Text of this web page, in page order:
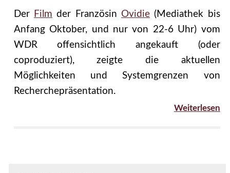
Der Film der Französin Ovidie (Mediathek bis
Anfang Oktober, und nur von 22-6 Uhr) vom
WDR offensichtlich angekauft (oder
coproduziert), zeigte die aktuellen
Möglichkeiten und Systemgrenzen von
Recherchepräsentation.
Weiterlesen